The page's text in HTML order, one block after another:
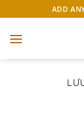
đến
nội
ADD